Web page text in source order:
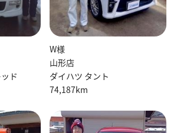
ド
W様
山形店
ダイハツ タント
74,187km